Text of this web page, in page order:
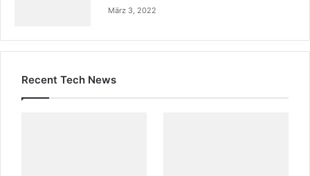
März 3, 2022
Recent Tech News